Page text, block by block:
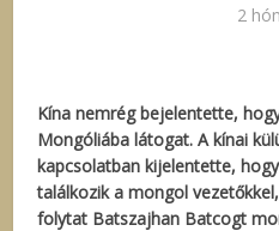
2
Kína nemrég bejelentette,
Mongóliába látogat. A kínai
kapcsolatban kijelentette,
találkozik a mongol
folytat Batszajhan Batcogt